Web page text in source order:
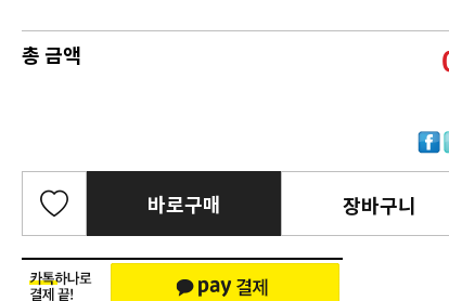
총 금액
바로구매 장바구니